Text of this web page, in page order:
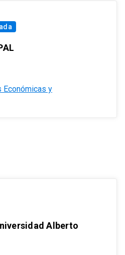
Económicas y
Alberto